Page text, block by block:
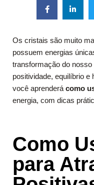
Os cristais são muito
possuem energias
transformação do
positividade, equilíbrio e
você aprenderá como
energia, com dicas
Como
para